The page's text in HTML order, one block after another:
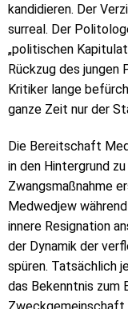
kandidieren. Der
surreal. Der
„politischen
Rückzug des jungen
Kritiker lange
ganze Zeit nur der
Die Bereitschaft
in den Hintergrund
Zwangsmaßnahme
Medwedjew
innere Resignation
der Dynamik der
spüren. Tatsächlich
das Bekenntnis zum